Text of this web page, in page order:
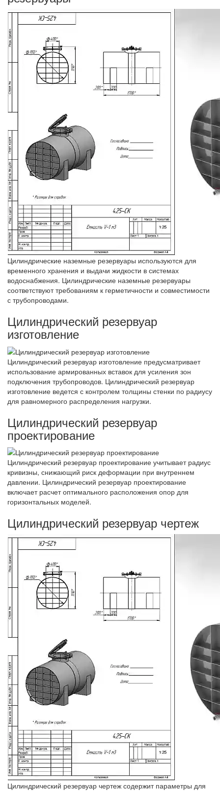
Цилиндрические наземные резервуары используются для
временного хранения и выдачи жидкости в системах
водоснабжения. Цилиндрические наземные резервуары
соответствуют требованиям к герметичности и совместимости
с трубопроводами.
Цилиндрический резервуар
изготовление
Цилиндрический резервуар изготовление предусматривает
использование армированных вставок для усиления зон
подключения трубопроводов. Цилиндрический резервуар
изготовление ведется с контролем толщины стенки по радиусу
для равномерного распределения нагрузки.
Цилиндрический резервуар
проектирование
Цилиндрический резервуар проектирование учитывает радиус
кривизны, снижающий риск деформации при внутреннем
давлении. Цилиндрический резервуар проектирование
включает расчет оптимального расположения опор для
горизонтальных моделей.
Цилиндрический резервуар чертеж
Цилиндрический резервуар чертеж содержит параметры для